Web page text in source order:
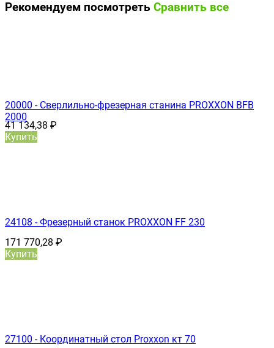
Рекомендуем посмотреть Сравнить все
20000 - Сверлильно-фрезерная станина PROXXON BFB
2000
41 134,38 ₽
Купить
24108 - Фрезерный станок PROXXON FF 230
171 770,28 ₽
Купить
27100 - Координатный стол Proxxon кт 70